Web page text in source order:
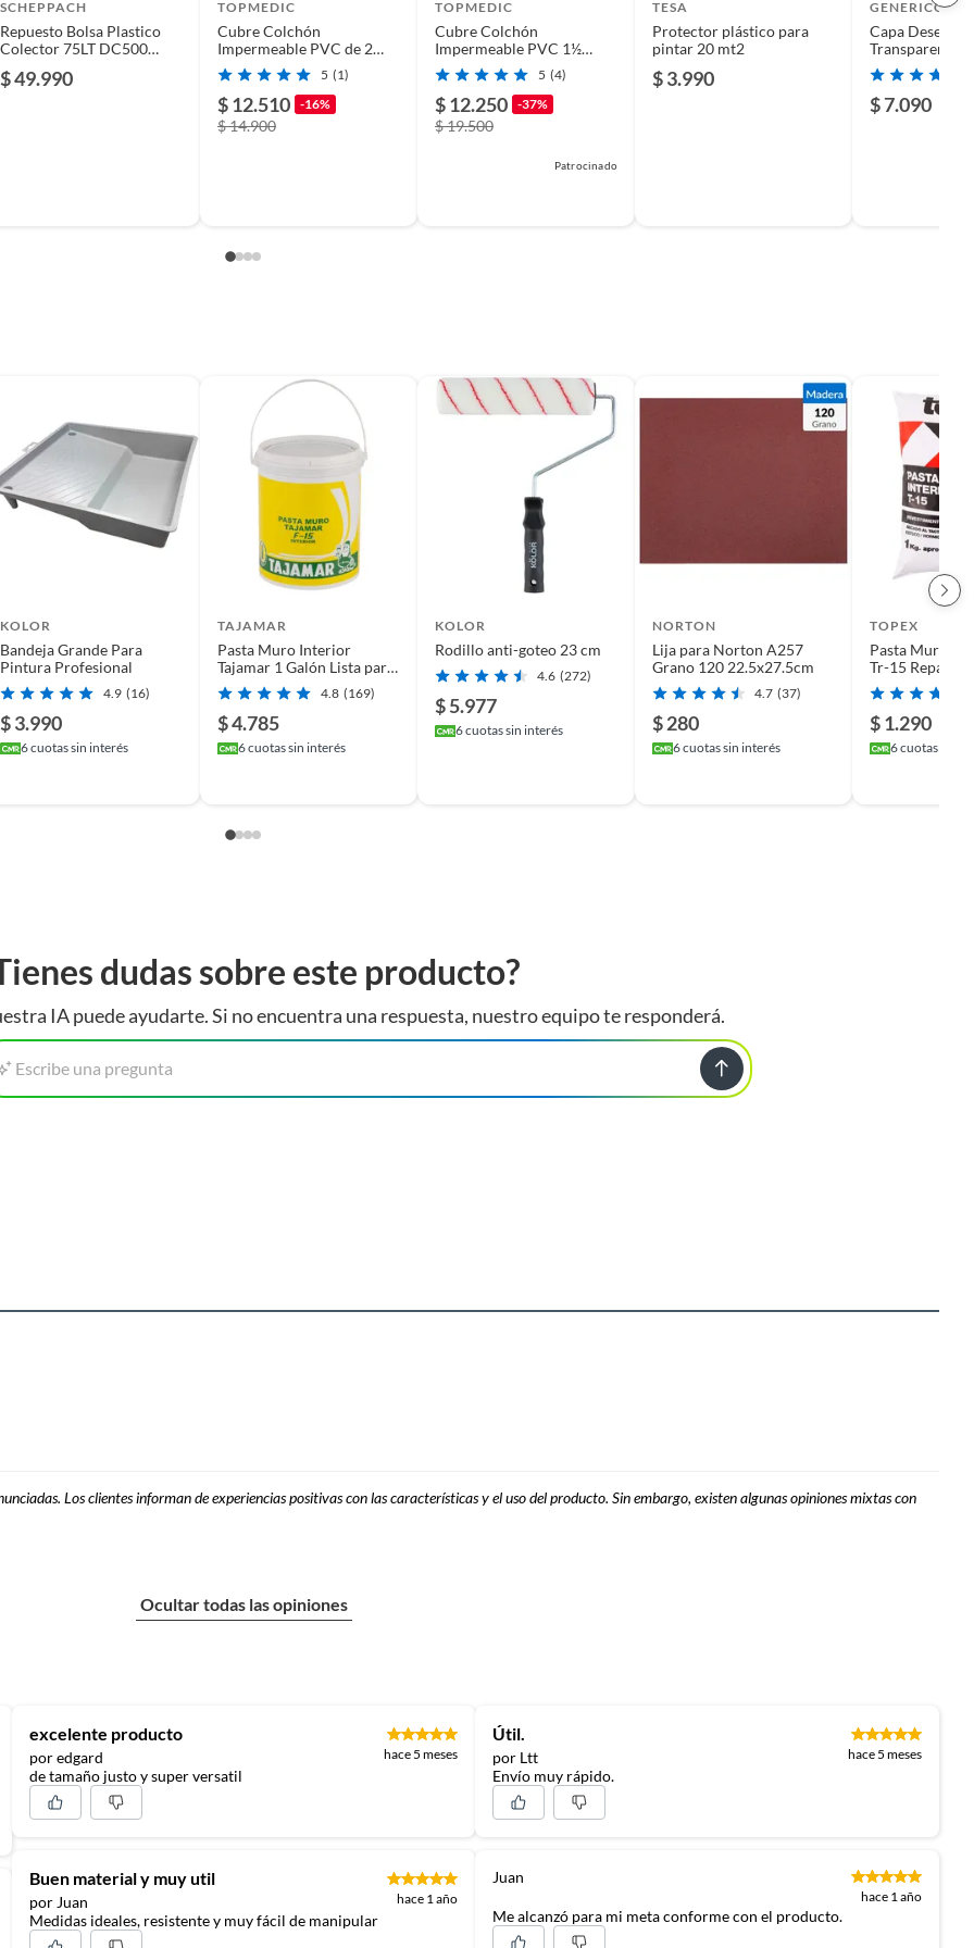
de 4x2,5 mts. ideal para proteger pisos y
asegurando una protección completa durante
de pintura.
brochas te permitirán aplicar la pintura de forma
en esa condición a un precio reducido.
entre otros análogos.
SCHEPPACH
Repuesto Bolsa Plastico
Colector 75LT DC500
$ 49.990
TOPMEDIC
Cubre Colchón
Impermeable PVC de 2
Plazas con Elasticos
5 (1)
$ 12.510 -16%
$ 14.900
TOPMEDIC
Cubre Colchón
Impermeable PVC 1½
Plaza Con Elásticos
5 (4)
$ 12.250 -37%
$ 19.500
Patrocinado
TESA
Protector plástico para
pintar 20 mt2
$ 3.990
GENERICO
Capa
Transparentes
50 unidades
$ 7.090
KOLOR
Bandeja Grande Para
Pintura Profesional
4.9 (16)
$ 3.990
6cuotas sin interés
TAJAMAR
Pasta Muro Interior
Tajamar 1 Galón Lista para
Pintar o Empapelar
4.8 (169)
$ 4.785
6cuotas sin interés
KOLOR
Rodillo anti-goteo 23 cm
4.6 (272)
$ 5.977
6cuotas sin interés
NORTON
Lija para Norton A257
Grano 120 22.5x27.5cm
4.7 (37)
$ 280
6cuotas sin interés
TOPEX
Pasta Muro
Tr-15
Kg Blanco
$ 1.290
6cuotas sin
dudas sobre este producto?
IA puede ayudarte. Si no encuentra una respuesta, nuestro equipo te responderá.
Escribe una pregunta
Los clientes informan de experiencias positivas con las características y el uso del producto. Sin embargo, existen algunas opiniones mixtas con
Ocultar todas las opiniones
excelente producto
por edgard hace 5 meses
de tamaño justo y super versatil
Buen material y muy util
por Juan hace 1 año
Medidas ideales, resistente y muy fácil de manipular
Útil.
por Ltt hace 5 meses
Envío muy rápido.
Juan
hace 1 año
Me alcanzó para mi meta conforme con el producto.